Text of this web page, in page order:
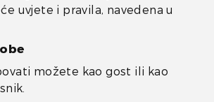
uvjete i pravila, navedena u
možete kao gost ili kao